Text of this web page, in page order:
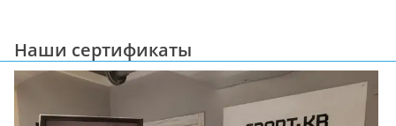
Наши сертификаты